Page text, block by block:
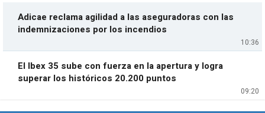
10:36
Adicae reclama agilidad a las aseguradoras con las
indemnizaciones por los incendios
09:20
El Ibex 35 sube con fuerza en la apertura y logra
superar los históricos 20.200 puntos